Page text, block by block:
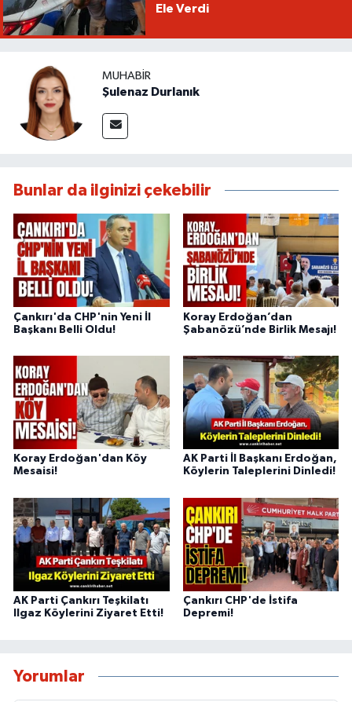
Ele Verdi
MUHABIR
Şulenaz Durlanık
Bunlar da ilginizi çekebilir
Çankırı'da CHP'nin Yeni İl
Başkanı Belli Oldu!
Koray Erdoğan’dan
Şabanözü’nde Birlik Mesajı!
Koray Erdoğan'dan Köy
Mesaisi!
AK Parti İl Başkanı Erdoğan,
Köylerin Taleplerini Dinledi!
AK Parti Çankırı Teşkilatı
Ilgaz Köylerini Ziyaret Etti!
Çankırı CHP'de İstifa
Depremi!
Yorumlar